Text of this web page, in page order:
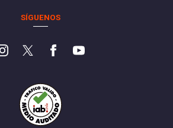
SÍGUENOS